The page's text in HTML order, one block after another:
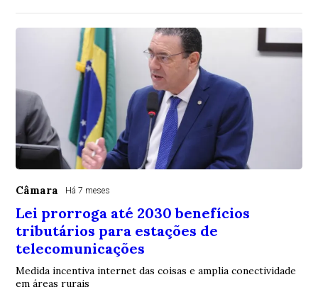
Câmara Há 7 meses
Lei prorroga até 2030 benefícios
tributários para estações de
telecomunicações
Medida incentiva internet das coisas e amplia conectividade
em áreas rurais